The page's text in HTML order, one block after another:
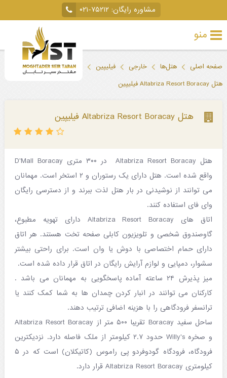
مشاوره رایگان: ۰۲۱-۷۵۲۱۲
منو
داخلی
آخری
جاذبه‌های
گردشگری
صفحه اصلی هتل‌ها خارجی
فیلیپین
هتل Altabriza Resort Boracay فیلیپین
هتل Altabriza Resort Boracay فیلیپین
هتل Altabriza Resort Boracay در ۳۰۰ متری D'Mall Boracay
واقع شده است. هتل دارای یک رستوران و ۲ استخر است. مهمانان
می توانند از نوشیدنی در بار هتل لذت ببرند و از دسترسی رایگان
وای فای استفاده کنند.
اتاق های Altabriza Resort Boracay دارای تهویه مطبوع،
گاوصندوق شخصی و تلویزیون کابلی صفحه تخت هستند. هر اتاق
دارای حمام اختصاصی با دوش یا وان است. برای راحتی بیشتر
سشوار، دمپایی و لوازم آرایش رایگان در اتاق قرار داده شده است.
میز پذیرش ۲۴ ساعته آماده پاسخگویی به مهمانان می باشد .
کارکنان می توانند در انبار کردن چمدان ها به شما کمک کنند یا
ترانسفر فرودگاهی را با هزینه اضافی ترتیب دهند.
ساحل سفید Boracay تقریبا ۵۰۰ متر از Altabriza Resort Boracay
و صخره Willy's حدود ۲.۷ کیلومتر از ملک فاصله دارد. نزدیکترین
فرودگاه، فرودگاه گودوفردو پی راموس (کاتیکلان) است که در ۵
کیلومتری Altabriza Resort Boracay قرار دارد.